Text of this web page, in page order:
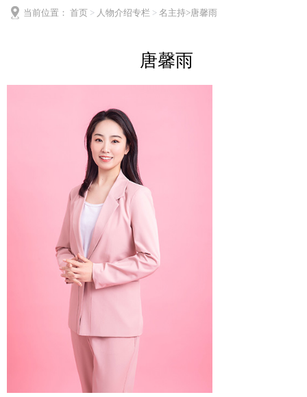
当前位置： 首页 > 人物介绍专栏 > 名主持>唐馨雨
唐馨雨